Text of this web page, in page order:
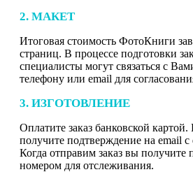
2. МАКЕТ
Итоговая стоимость ФотоКниги
страниц. В процессе подготовки
специалисты могут связаться с
телефону или email для
3. ИЗГОТОВЛЕНИЕ
Оплатите заказ банковской
получите подтверждение на email с
Когда отправим заказ вы получите
номером для отслеживания.